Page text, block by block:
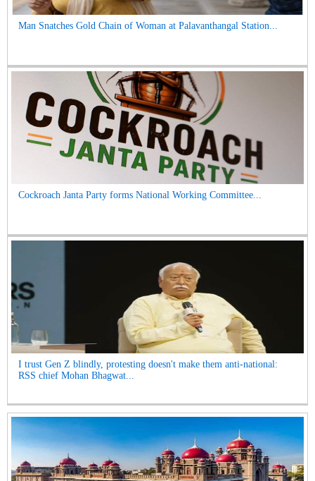
Man Snatches Gold Chain of Woman at Palavanthangal Station...
Cockroach Janta Party forms National Working Committee...
I trust Gen Z blindly, protesting doesn't make them anti-national:
RSS chief Mohan Bhagwat...